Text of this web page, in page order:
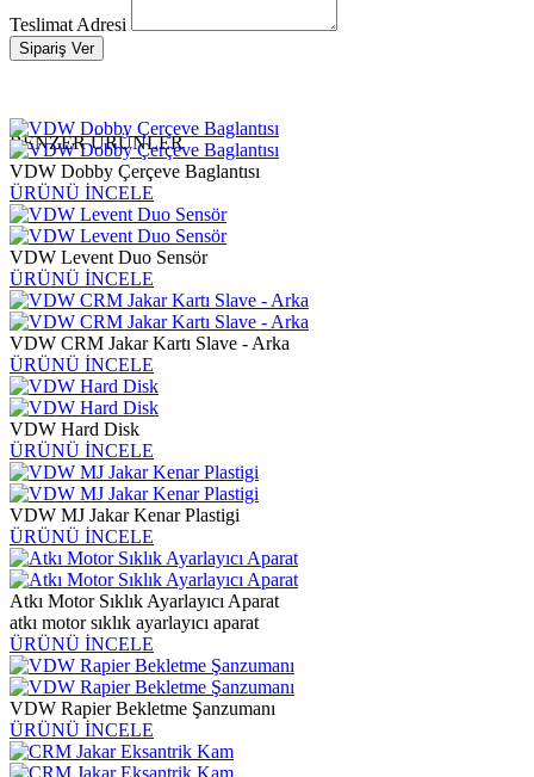
Teslimat Adresi
Sipariş Ver
BENZER ÜRÜNLER
VDW Dobby Çerçeve Baglantısı
ÜRÜNÜ İNCELE
VDW Levent Duo Sensör
ÜRÜNÜ İNCELE
VDW CRM Jakar Kartı Slave - Arka
ÜRÜNÜ İNCELE
VDW Hard Disk
ÜRÜNÜ İNCELE
VDW MJ Jakar Kenar Plastigi
ÜRÜNÜ İNCELE
Atkı Motor Sıklık Ayarlayıcı Aparat
atkı motor sıklık ayarlayıcı aparat
ÜRÜNÜ İNCELE
VDW Rapier Bekletme Şanzumanı
ÜRÜNÜ İNCELE